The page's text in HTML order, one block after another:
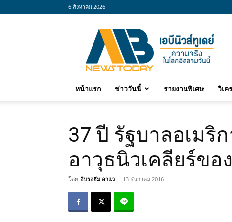
6 สิงหาคม 2026
abnewstoday
หน้าแรก ข่าววันนี้ รายงานพิเศษ วิเค
37 ปี รัฐบาลอเมริ
อาวุธนิวเคลียร์ขอ
โดย อิบรอฮีม อาแว - 13 ธันวาคม 2016